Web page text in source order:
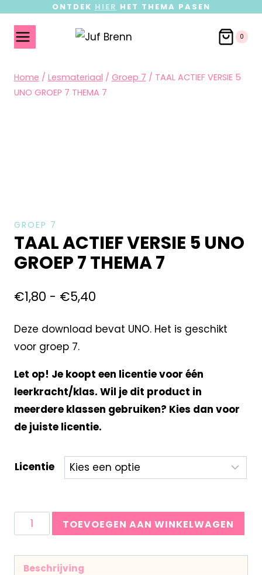
ONTDEK HIER HET THEMA PASEN
0
Home / Lesmateriaal / Groep 7 / TAAL ACTIEF VERSIE 5
UNO GROEP 7 THEMA 7
GROEP 7
TAAL ACTIEF VERSIE 5 UNO
GROEP 7 THEMA 7
€1,80 - €5,40
Deze download bevat UNO. Het is geschikt
voor groep 7.
Let op! Je koopt een licentie voor één
leerkracht/klas. Wil je dit product in
meerdere klassen gebruiken? Kies dan voor
de juiste licentie.
Licentie
TOEVOEGEN AAN WINKELWAGEN
Beschrijving